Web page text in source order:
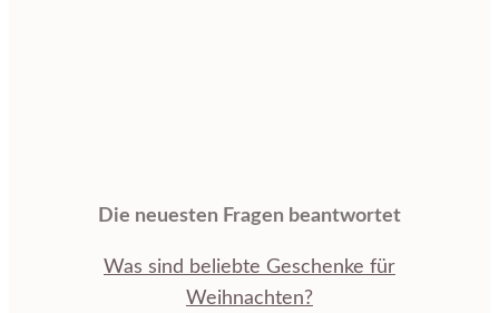
Die neuesten Fragen beantwortet
Was sind beliebte Geschenke für
Weihnachten?